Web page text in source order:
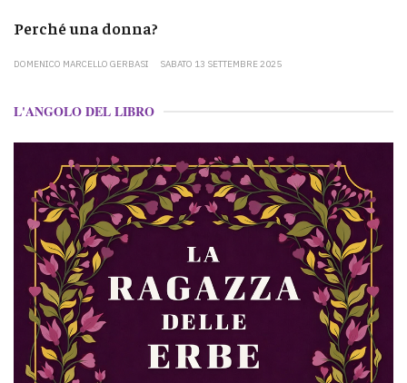
Perché una donna?
DOMENICO MARCELLO GERBASI SABATO 13 SETTEMBRE 2025
L'ANGOLO DEL LIBRO